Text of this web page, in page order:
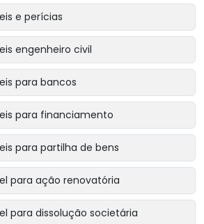
e perícias
engenheiro civil
para bancos
para financiamento
para partilha de bens
para ação renovatória
para dissolução societária